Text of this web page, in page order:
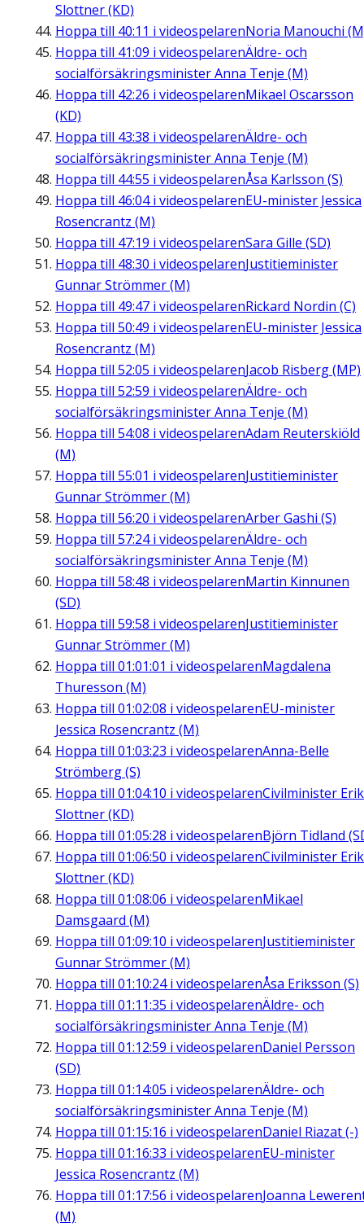
Slottner (KD)
Hoppa till 40:11 i videospelarenNoria Manouchi
Hoppa till 41:09 i videospelarenÄldre- och
socialförsäkringsminister Anna Tenje (M)
Hoppa till 42:26 i videospelarenMikael Oscarsson
(KD)
Hoppa till 43:38 i videospelarenÄldre- och
socialförsäkringsminister Anna Tenje (M)
Hoppa till 44:55 i videospelarenÅsa Karlsson (S)
Hoppa till 46:04i videospelarenEU-minister Jessica
Rosencrantz (M)
Hoppa till 47:19 i videospelarenSara Gille (SD)
Hoppa till 48:30 i videospelarenJustitieminister
Gunnar Strömmer (M)
Hoppa till 49:47 i videospelarenRickard Nordin (C)
Hoppa till 50:49 i videospelarenEU-minister Jessica
Rosencrantz (M)
Hoppa till 52:05 i videospelarenJacob Risberg (MP)
Hoppa till 52:59 i videospelarenÄldre- och
socialförsäkringsminister Anna Tenje (M)
Hoppa till 54:08 i videospelarenAdam Reuterskiöld
(M)
Hoppa till 55:01 i videospelarenJustitieminister
Gunnar Strömmer (M)
Hoppa till 56:20 i videospelarenArber Gashi (S)
Hoppa till 57:24i videospelarenÄldre- och
socialförsäkringsminister Anna Tenje (M)
Hoppa till 58:48 i videospelarenMartin Kinnunen
(SD)
Hoppa till 59:58 i videospelarenJustitieminister
Gunnar Strömmer (M)
Hoppa till 01:01:01 i videospelarenMagdalena
Thuresson (M)
Hoppa till 01:02:08 i videospelarenEU-minister
Jessica Rosencrantz (M)
Hoppa till 01:03:23 i videospelarenAnna-Belle
Strömberg (S)
Hoppa till 01:04:10 i videospelarenCivilminister Erik
Slottner (KD)
Hoppa till 01:05:28 i videospelarenBjörn Tidland
Hoppa till 01:06:50 i videospelarenCivilminister Erik
Slottner (KD)
Hoppa till 01:08:06 i videospelarenMikael
Damsgaard (M)
Hoppa till 01:09:10 i videospelarenJustitieminister
Gunnar Strömmer (M)
Hoppa till 01:10:24i videospelarenÅsa Eriksson (S)
Hoppa till 01:11:35 i videospelarenÄldre- och
socialförsäkringsminister Anna Tenje (M)
Hoppa till 01:12:59 i videospelarenDaniel Persson
(SD)
Hoppa till 01:14:05 i videospelarenÄldre- och
socialförsäkringsminister Anna Tenje (M)
Hoppa till 01:15:16 i videospelarenDaniel Riazat (-)
Hoppa till 01:16:33 i videospelarenEU-minister
Jessica Rosencrantz (M)
Hoppa till 01:17:56 i videospelarenJoanna
(M)